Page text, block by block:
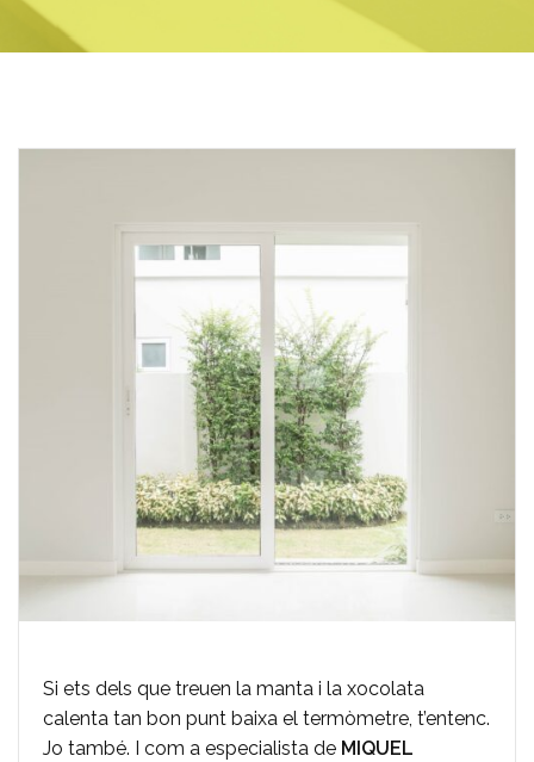
Si ets dels que treuen la manta i la xocolata
calenta tan bon punt baixa el termòmetre, t’entenc.
Jo també. I com a especialista de MIQUEL